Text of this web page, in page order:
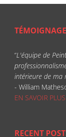
“L'équipe de
intérieure de ma
- William
EN SAVOIR PLUS
RECENT